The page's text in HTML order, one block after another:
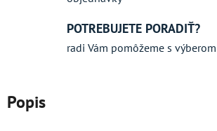
POTREBUJETE PORADIŤ?
radi Vám pomôžeme s výberom
Popis